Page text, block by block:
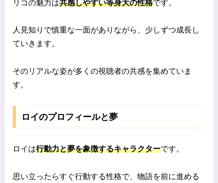
リコの魅力は共感しやすい等身大の性格です。
人見知りで慎重な一面がありながら、少しずつ成長し
ていきます。
そのリアルな姿が多くの視聴者の共感を集めていま
す。
ロイのプロフィールと夢
ロイは行動力と夢を象徴するキャラクターです。
思い立ったらすぐ行動する性格で、物語を前に進める